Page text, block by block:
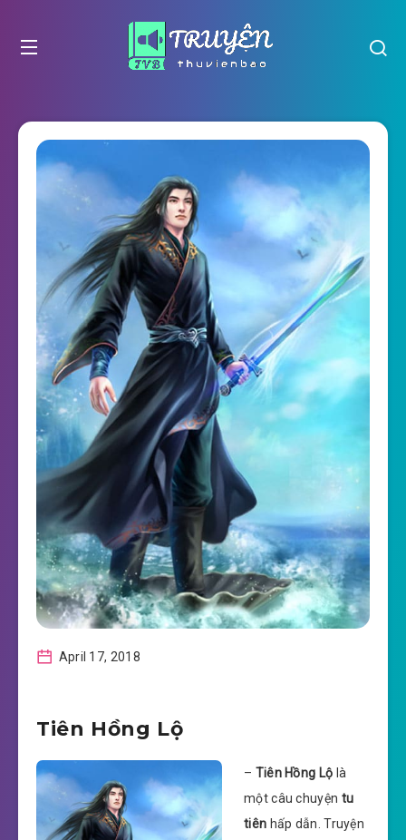
April 17, 2018
Tiên Hồng Lộ
– Tiên Hồng Lộ là
một câu chuyện tu
tiên hấp dẫn. Truyện